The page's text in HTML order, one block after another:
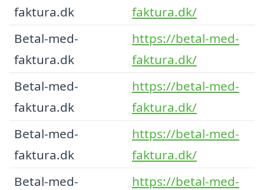
faktura.dk
faktura.dk/
Betal-med-
faktura.dk
https://betal-med-
faktura.dk/
Betal-med-
faktura.dk
https://betal-med-
faktura.dk/
Betal-med-
faktura.dk
https://betal-med-
faktura.dk/
Betal-med-
https://betal-med-